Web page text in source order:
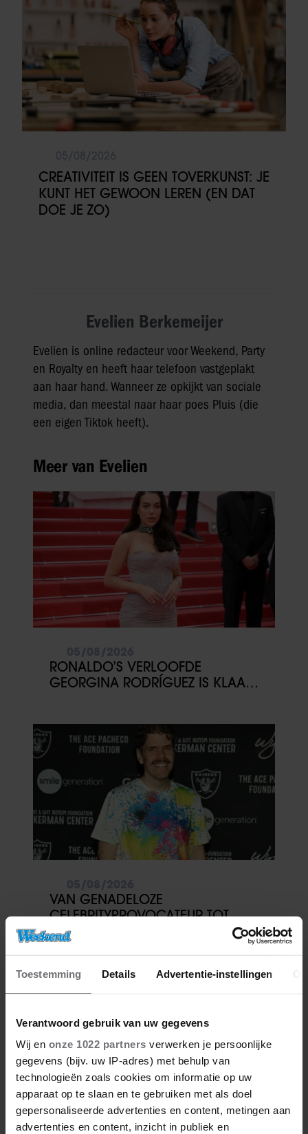
Toestemming Details Advertentie-instellingen
Verantwoord gebruik van uw gegevens
Wij en onze 1022 partners verwerken je persoonlijke
gegevens (bijv. uw IP-adres) met behulp van
technologieën zoals cookies om informatie op uw
apparaat op te slaan en te gebruiken met als doel
gepersonaliseerde advertenties en content, metingen aan
advertenties en content, inzicht in publiek en
CREATIVITEIT IS GEEN TOVERKUNST: JE
KUNT HET GEWOON LEREN (EN DAT
DOE JE ZO)
Evelien Berkemeijer
Evelien is online redacteur voor Weekend, Party
en Royalty en heeft haar telefoon vastgeplakt
aan haar hand. Wanneer ze opkijkt van sociale
media, dan meestal naar haar poes Pluis (die
een eigen Tiktok heeft).
Meer van Evelien
RONALDO’S VERLOOFDE
GEORGINA RODRÍGUEZ IS KLAAR
VAN GENADELOZE
CELEBRITYPROVOCATEUR TOT
ERNSTIGE GEZONDHEIDSCRISIS:
WAT GEBEURDE ER MET PEREZ
05/08/2026